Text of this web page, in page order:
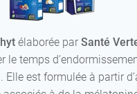
élaborée par Santé
le temps
Elle est formulée à partir